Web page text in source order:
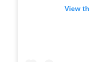
View